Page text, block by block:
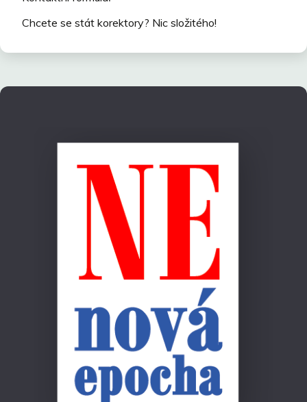
Chcete se stát korektory? Nic složitého!